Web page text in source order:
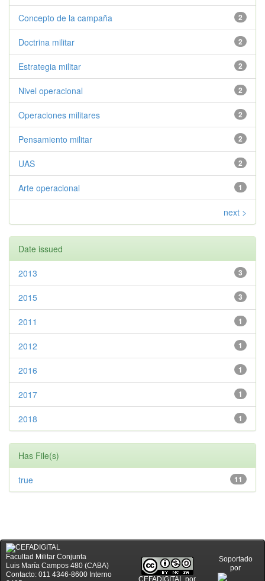
2
Concepto de la campaña
2
Doctrina militar
2
Estrategia militar
2
Nivel operacional
2
Operaciones militares
2
Pensamiento militar
2
UAS
1
Arte operacional
next >
Date issued
3
2013
3
2015
1
2011
1
2012
1
2016
1
2017
1
2018
Has File(s)
11
true
Facultad Militar Conjunta
Luis María Campos 480 (CABA)
Contacto: 011 4346-8600 Interno
CEFADIGITAL por
Soportado
por